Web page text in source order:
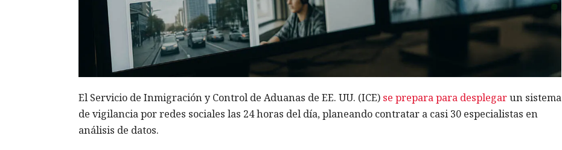
El Servicio de Inmigración y Control de Aduanas de EE. UU. (ICE) se prepara para desplegarun sistema
de vigilancia por redes sociales las 24 horas del día, planeando contratar a casi 30 especialistas en
análisis de datos.